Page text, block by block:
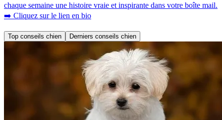
chaque semaine une histoire vraie et inspirante dans votre boîte mail.
➡️ Cliquez sur le lien en bio
Top conseils chien Derniers conseils chien